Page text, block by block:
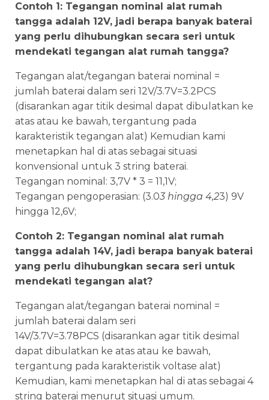
Contoh 1: Tegangan nominal alat rumah
tangga adalah 12V, jadi berapa banyak baterai
yang perlu dihubungkan secara seri untuk
mendekati tegangan alat rumah tangga?
Tegangan alat/tegangan baterai nominal =
jumlah baterai dalam seri 12V/3.7V=3.2PCS
(disarankan agar titik desimal dapat dibulatkan ke
atas atau ke bawah, tergantung pada
karakteristik tegangan alat) Kemudian kami
menetapkan hal di atas sebagai situasi
konvensional untuk 3 string baterai.
Tegangan nominal: 3,7V * 3 = 11,1V;
Tegangan pengoperasian: (3.03 hingga 4,23) 9V
hingga 12,6V;
Contoh 2: Tegangan nominal alat rumah
tangga adalah 14V, jadi berapa banyak baterai
yang perlu dihubungkan secara seri untuk
mendekati tegangan alat?
Tegangan alat/tegangan baterai nominal =
jumlah baterai dalam seri
14V/3.7V=3.78PCS (disarankan agar titik desimal
dapat dibulatkan ke atas atau ke bawah,
tergantung pada karakteristik voltase alat)
Kemudian, kami menetapkan hal di atas sebagai 4
string baterai menurut situasi umum.